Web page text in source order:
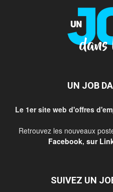
UN JOB
Le 1er site web d'offres
Retrouvez les nouveaux
Facebook, sur
SUIVEZ UN